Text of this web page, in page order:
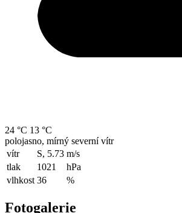
24 °C 13 °C
polojasno, mírný severní vítr
vítr
S, 5.73 m/s
tlak
1021
hPa
vlhkost 36 %
Fotogalerie